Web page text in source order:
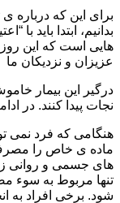
برای این که درباره
بدانیم، ابتدا باید با
هایی است که این
عزیزان و نزدیکان ما
درگیر این بیمار
نجات پیدا کنند. در
هنگامی که فرد نمی
ماده ی خاص را مصرف
های جسمی و روانی
تنها مربوط به سوء
شود. برخی افراد به